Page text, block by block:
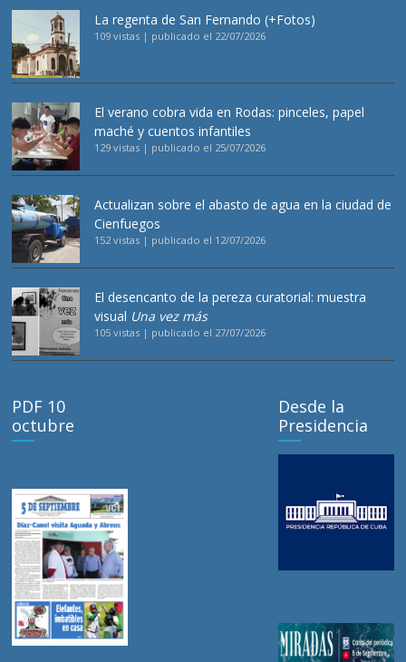
La regenta de San Fernando (+Fotos)
109 vistas | publicado el 22/07/2026
El verano cobra vida en Rodas: pinceles, papel
maché y cuentos infantiles
129 vistas | publicado el 25/07/2026
Actualizan sobre el abasto de agua en la ciudad de
Cienfuegos
152 vistas | publicado el 12/07/2026
El desencanto de la pereza curatorial: muestra
visual Una vez más
105 vistas | publicado el 27/07/2026
PDF 10
octubre
Desde la
Presidencia